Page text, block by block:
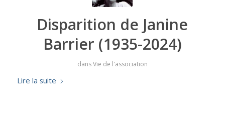
Disparition de Janine
Barrier (1935-2024)
dansVie de l'association
Lire la suite